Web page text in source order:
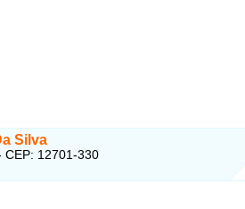
Silva
CEP: 12701-330